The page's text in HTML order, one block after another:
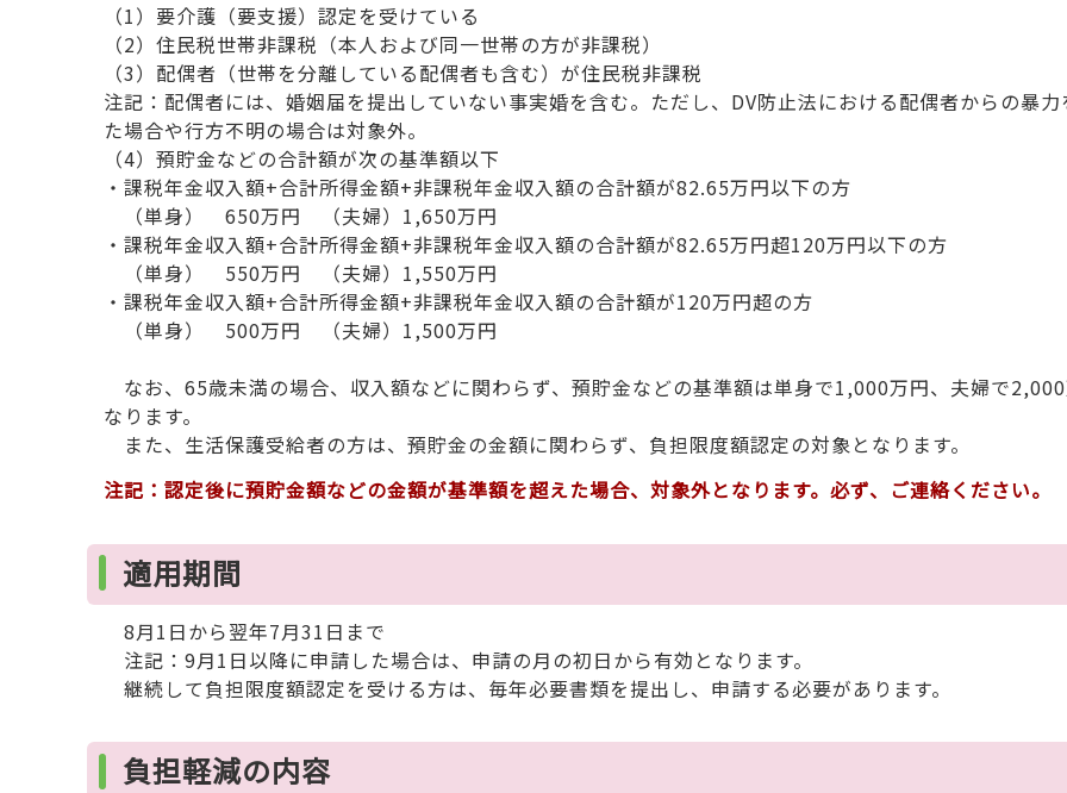
（1）要介護（要支援）認定を受けている
（2）住民税世帯非課税（本人および同一世帯の方が非課税）
（3）配偶者（世帯を分離している配偶者も含む）が住民税非課税
注記：配偶者には、婚姻届を提出していない事実婚を含む。ただし、DV防止法における配偶者からの暴力
た場合や行方不明の場合は対象外。
（4）預貯金などの合計額が次の基準額以下
・課税年金収入額+合計所得金額+非課税年金収入額の合計額が82.65万円以下の方
（単身） 650万円 （夫婦）1,650万円
・課税年金収入額+合計所得金額+非課税年金収入額の合計額が82.65万円超120万円以下の方
（単身） 550万円 （夫婦）1,550万円
・課税年金収入額+合計所得金額+非課税年金収入額の合計額が120万円超の方
（単身） 500万円 （夫婦）1,500万円
なお、65歳未満の場合、収入額などに関わらず、預貯金などの基準額は単身で1,000万円、夫婦で
なります。
また、生活保護受給者の方は、預貯金の金額に関わらず、負担限度額認定の対象となります。
注記：認定後に預貯金額などの金額が基準額を超えた場合、対象外となります。必ず、ご連絡ください。
適用期間
8月1日から翌年7月31日まで
注記：9月1日以降に申請した場合は、申請の月の初日から有効となります。
継続して負担限度額認定を受ける方は、毎年必要書類を提出し、申請する必要があります。
負担軽減の内容